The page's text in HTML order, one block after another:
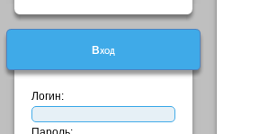
Вход
Логин: